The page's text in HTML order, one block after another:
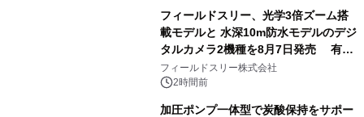
フィールドスリー、光学3倍ズーム搭
載モデルと 水深10m防水モデルのデジ
タルカメラ2機種を8月7日発売 有効
約1300万画素、用途別に選べるコンデ
ジ新登場
フィールドスリー株式会社
2時間前
加圧ポンプ一体型で炭酸保持をサポー